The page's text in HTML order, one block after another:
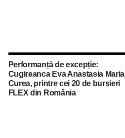
Performanță de excepție:
Cugireanca Eva Anastasia Maria
Curea, printre cei 20 de bursieri
FLEX din România